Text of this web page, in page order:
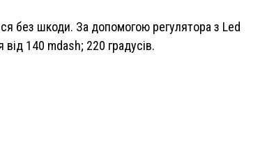
без шкоди. За допомогою регулятора з Led
140 mdash; 220 градусів.